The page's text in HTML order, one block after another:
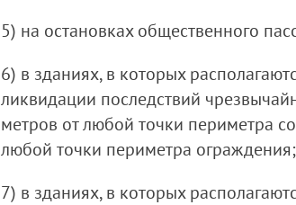
5) на остановках общественного
6) в зданиях, в которых
ликвидации последствий
метров от любой точки периметра
любой точки периметра ограждения;
7) в зданиях, в которых